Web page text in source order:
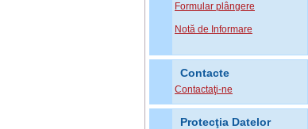
Formular plângere
Notă de Informare
Contacte
Contactaţi-ne
Protecţia Datelor